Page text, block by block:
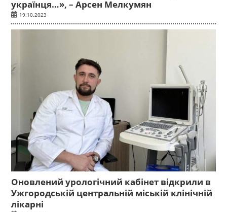
українця…», – Арсен Мелкумян
19.10.2023
Оновлений урологічний кабінет відкрили в
Ужгородській центральній міській клінічній
лікарні